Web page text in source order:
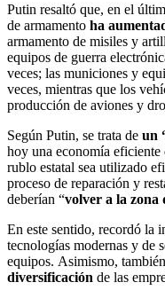
Putin resaltó que, en el
de armamento ha
armamento de misiles y
equipos de guerra
veces; las municiones y
veces, mientras que los
producción de aviones y
Según Putin, se trata de un
hoy una economía eficiente
rublo estatal sea utilizado
proceso de reparación y
deberían “volver a la zona
En este sentido, recordó la
tecnologías modernas y de
equipos. Asimismo,
diversificación de las